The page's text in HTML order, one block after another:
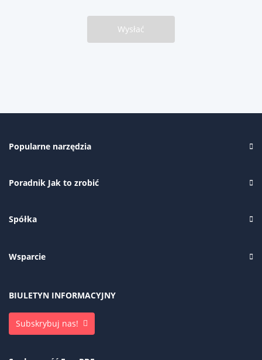
Wysłać
Popularne narzędzia
Poradnik Jak to zrobić
Spółka
Wsparcie
BIULETYN INFORMACYJNY
Subskrybuj nas!